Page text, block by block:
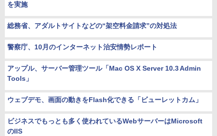
を実施
総務省、アダルトサイトなどの“架空料金請求”の対処法
警察庁、10月のインターネット治安情勢レポート
アップル、サーバー管理ツール「Mac OS X Server 10.3 Admin
Tools」
ウェブデモ、画面の動きをFlash化できる「ビューレットカム」
ビジネスでもっとも多く使われているWebサーバーはMicrosoft
のIIS